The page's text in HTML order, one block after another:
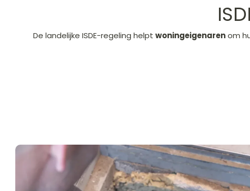
De landelijke ISDE-regeling helpt woningeigenarenom